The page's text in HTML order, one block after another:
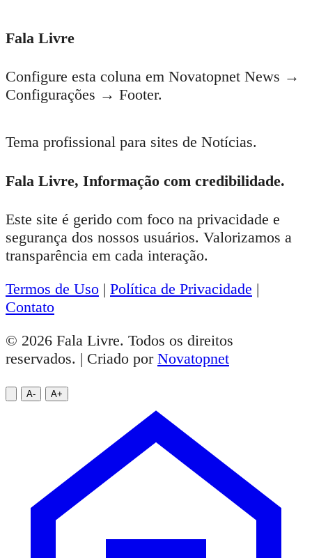
Fala Livre
Configure esta coluna em Novatopnet News →
Configurações → Footer.
Tema profissional para sites de Notícias.
Fala Livre, Informação com credibilidade.
Este site é gerido com foco na privacidade e
segurança dos nossos usuários. Valorizamos a
transparência em cada interação.
Termos de Uso | Política de Privacidade |
Contato
© 2026 Fala Livre. Todos os direitos
reservados. | Criado por Novatopnet
A- A+